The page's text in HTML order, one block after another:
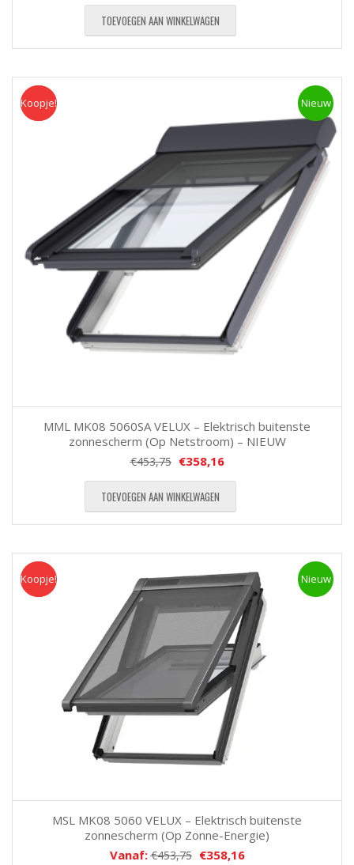
TOEVOEGEN AAN WINKELWAGEN
Koopje Nieuw
Koopje!
MML MK08 5060SA VELUX – Elektrisch buitenste
zonnescherm (Op Netstroom) – NIEUW
€453,75 €358,16
TOEVOEGEN AAN WINKELWAGEN
Koopje Nieuw
Koopje!
MSL MK08 5060 VELUX – Elektrisch buitenste
zonnescherm (Op Zonne-Energie)
Vanaf:€453,75 €358,16